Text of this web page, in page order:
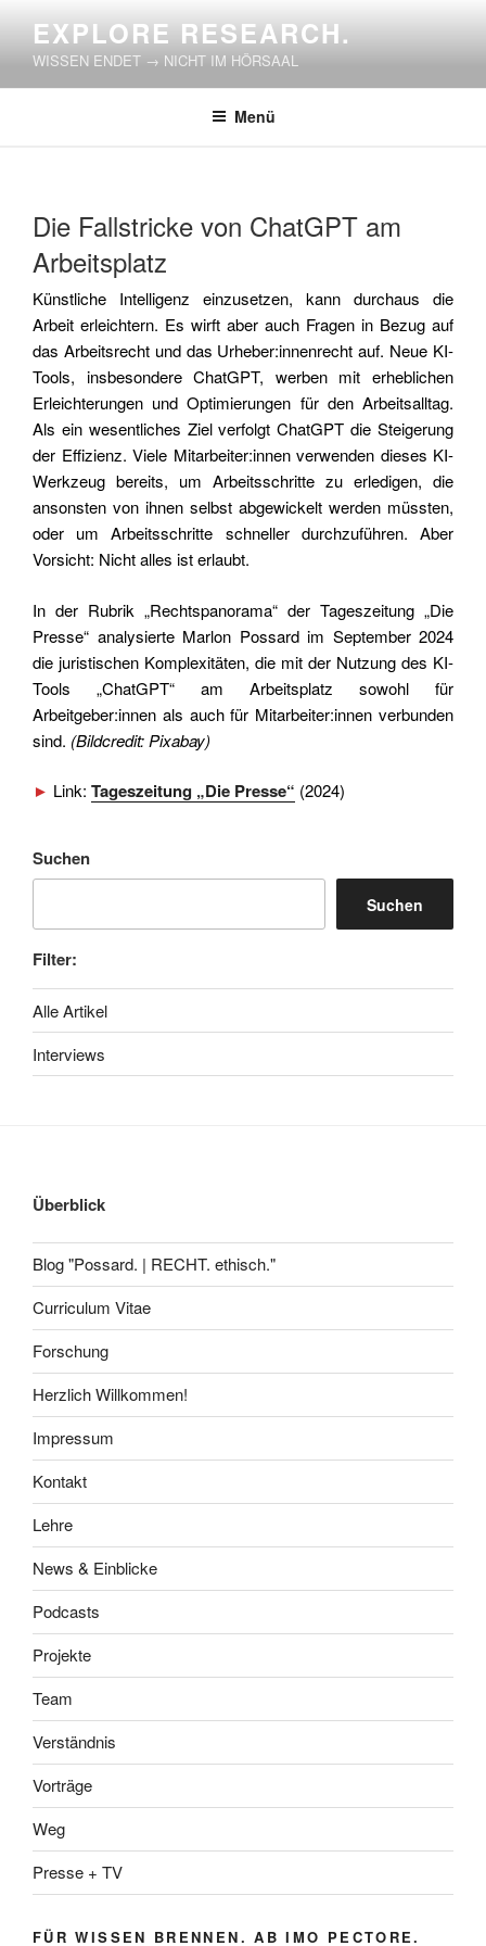
springen
EXPLORE RESEARCH.
WISSEN ENDET → NICHT IM HÖRSAAL
Menü
AM
Die Fallstricke von ChatGPT am
Arbeitsplatz
Künstliche Intelligenz einzusetzen, kann durchaus die
Arbeit erleichtern. Es wirft aber auch Fragen in Bezug auf
das Arbeitsrecht und das Urheber:innenrecht auf. Neue KI-
Tools, insbesondere ChatGPT, werben mit erheblichen
Erleichterungen und Optimierungen für den Arbeitsalltag.
Als ein wesentliches Ziel verfolgt ChatGPT die Steigerung
der Effizienz. Viele Mitarbeiter:innen verwenden dieses KI-
Werkzeug bereits, um Arbeitsschritte zu erledigen, die
ansonsten von ihnen selbst abgewickelt werden müssten,
oder um Arbeitsschritte schneller durchzuführen. Aber
Vorsicht: Nicht alles ist erlaubt.
In der Rubrik „Rechtspanorama“ der Tageszeitung „Die
Presse“ analysierte Marlon Possard im September 2024
die juristischen Komplexitäten, die mit der Nutzung des KI-
Tools „ChatGPT“ am Arbeitsplatz sowohl für
Arbeitgeber:innen als auch für Mitarbeiter:innen verbunden
sind. (Bildcredit: Pixabay)
► Link: Tageszeitung „Die Presse“ (2024)
Suchen
Suchen
Filter:
Alle Artikel
Interviews
Überblick
Blog "Possard. | RECHT. ethisch."
Curriculum Vitae
Forschung
Herzlich Willkommen!
Impressum
Kontakt
Lehre
News & Einblicke
Podcasts
Projekte
Team
Verständnis
Vorträge
Weg
Presse + TV
FÜR WISSEN BRENNEN. AB IMO PECTORE.